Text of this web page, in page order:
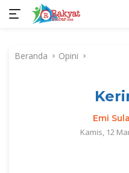
kontenBeranda Opini
Emi
Kamis, 12